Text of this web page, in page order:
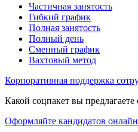
Частичная занятость
Гибкий график
Полная занятость
Полный день
Сменный график
Вахтовый метод
Корпоративная поддержка
Какой соцпакет вы
Оформляйте кандидатов онлайн